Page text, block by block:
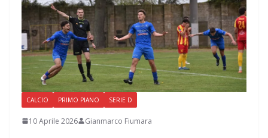
CALCIO PRIMO PIANO SERIE D
10 Aprile 2026 Gianmarco Fiumara